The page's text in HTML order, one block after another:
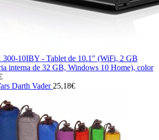
10IBY - Tablet de 10.1" (WiFi, 2 GB
interna de 32 GB, Windows 10 Home), color
Darth Vader 25,18€